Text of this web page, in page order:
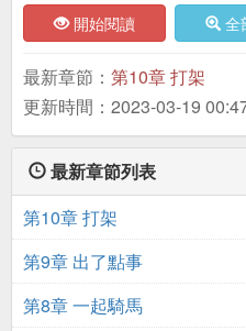
開始閱讀 全
最新章節： 第10章 打架
更新時間：2023-03-19
最新章節列表
第10章 打架
第9章 出了點事
第8章 一起騎馬